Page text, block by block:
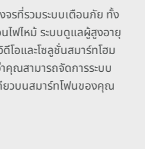
จรที่รวมระบบเตือนภัย ทั้ง
ไฟไหม้ ระบบดูแลผู้สูงอายุ
โอและโซลูชั่นสมาร์ทโฮม
าคุณสามารถจัดการระบบ
ยวบนสมาร์ทโฟนของคุณ